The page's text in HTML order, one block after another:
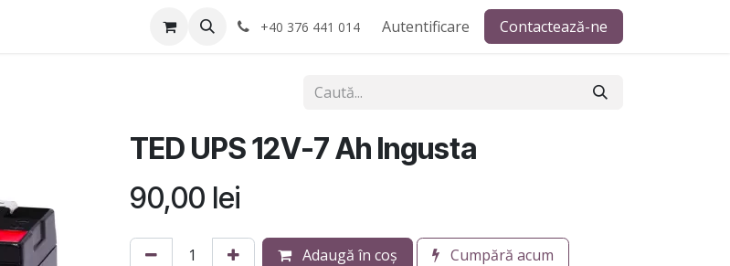
Service-uri montaj +40 376 441 014 Autentificare Contactează-ne
TED UPS 12V-7 Ah Ingusta
90,00 lei
Adaugă în coș Cumpără acum